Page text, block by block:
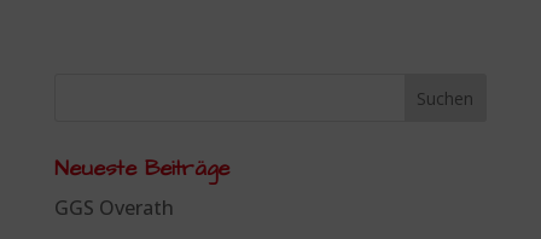
Neueste Beiträge
GGS Overath